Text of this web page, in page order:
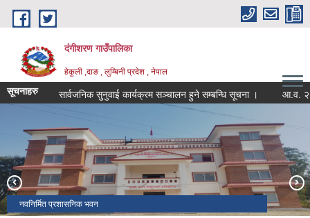
Skip to main content
दंगीशरण गाउँपालिका
हेकुली ,दाङ , लुम्बिनी प्रदेश , नेपाल
सूचनाहरुसार्वजनिक सुनुवाई कार्यक्रम सञ्चालन हुने सम्बन्धि सूचना । आ.व. २०८२/
नवनिर्मित प्रशासनिक भवन
वडा नं १ र ४ जोड्ने बबई नदी पुल
विरेन्द्र मावि हेकुली परिसर , पृष्ठभूमीमा ऐतिहासिक राजाकोट
स्वास्थ्य चौकी हेकुली
वडा नं.१ को भञ्जयाङबाट देखिएको दृष्य
सम्माननीय राष्ट्रपतिबाट सम्मानित उत्कष्ट सूचना अधिकारी टेक बहादुर खत्री